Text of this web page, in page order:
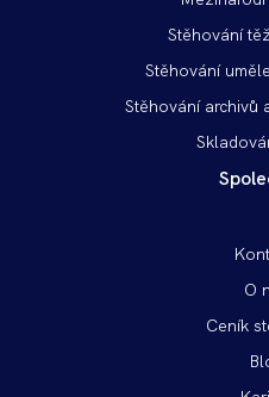
Stěhování
Stěhování
Stěhování archivů
O
Ceník